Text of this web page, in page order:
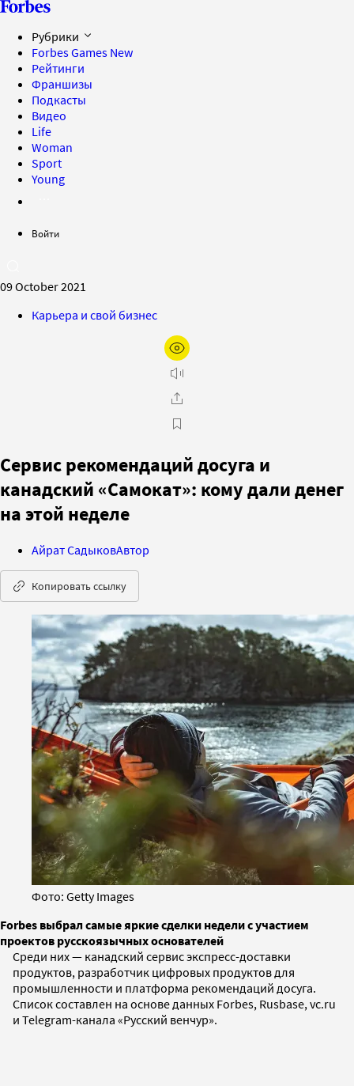
Рубрики
Forbes Games New
Рейтинги
Франшизы
Подкасты
Видео
Life
Woman
Sport
Young
Войти
09 October 2021
Карьера и свой бизнес
Сервис рекомендаций досуга и
канадский «Самокат»: кому дали денег
на этой неделе
Айрат СадыковАвтор
Копировать ссылку
Фото: Getty Images
Forbes выбрал самые яркие сделки недели с участием
проектов русскоязычных основателей
Среди них — канадский сервис экспресс-доставки
продуктов, разработчик цифровых продуктов для
промышленности и платформа рекомендаций досуга.
Список составлен на основе данных Forbes, Rusbase, vc.ru
и Telegram-канала «Русский венчур».